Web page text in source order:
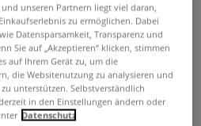
- Klassische
unseren Partnern liegt viel daran,
zu ermöglichen. Dabei
Datensparsamkeit, Transparenz und
Sie auf „Akzeptieren“ klicken, stimmen
auf Ihrem Gerät zu, um die
die Websitenutzung zu analysieren und
unterstützen. Selbstverständlich
in den Einstellungen ändern oder
Datenschutz